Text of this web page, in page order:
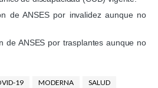
de ANSES por invalidez aunque no
de ANSES por trasplantes aunque no
19 MODERNA
SALUD